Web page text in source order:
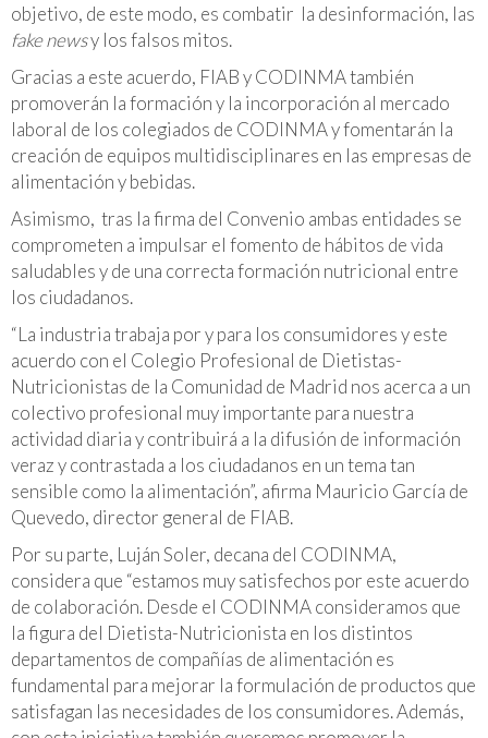
objetivo, de este modo, es combatir la desinformación, las
fake newsy los falsos mitos.
Gracias a este acuerdo, FIAB y CODINMA también
promoverán la formación y la incorporación al mercado
laboral de los colegiados de CODINMA y fomentarán la
creación de equipos multidisciplinares en las empresas de
alimentación y bebidas.
Asimismo, tras la firma del Convenio ambas entidades se
comprometen a impulsar el fomento de hábitos de vida
saludables y de una correcta formación nutricional entre
los ciudadanos.
“La industria trabaja por y para los consumidores y este
acuerdo con el Colegio Profesional de Dietistas-
Nutricionistas de la Comunidad de Madrid nos acerca a un
colectivo profesional muy importante para nuestra
actividad diaria y contribuirá a la difusión de información
veraz y contrastada a los ciudadanos en un tema tan
sensible como la alimentación”, afirma Mauricio García de
Quevedo, director general de FIAB.
Por su parte, Luján Soler, decana del CODINMA,
considera que “estamos muy satisfechos por este acuerdo
de colaboración. Desde el CODINMA consideramos que
la figura del Dietista-Nutricionista en los distintos
departamentos de compañías de alimentación es
fundamental para mejorar la formulación de productos que
satisfagan las necesidades de los consumidores. Además,